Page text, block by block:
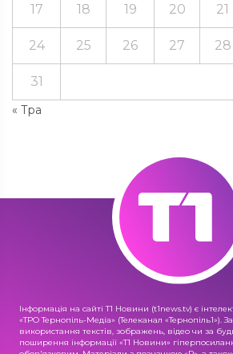
« Тра
17 18 19 20 21
24 25 26 27 28
31
Інформація на сайті Т1 Новини (t1news.tv) є
«ТРО Тернопіль-Медіа» (Телеканал «Тернопіль1»).
використання текстів, зображень, відео чи за
поширення інформації «Т1 Новини»